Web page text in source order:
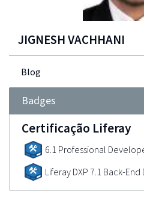
JIGNESH VACHHANI
Blog
Badges
Certificação Liferay
6.1 Professional
Liferay DXP 7.1 Back-